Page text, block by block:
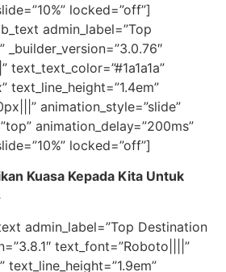
locked=”off”]
admin_label=”Top
_builder_version=”3.0.76″
text_line_height=”1.4em”
animation_style=”slide”
animation_delay=”200ms”
locked=”off”]
Kuasa Kepada Kita Untuk
admin_label=”Top Destination
text_font=”Roboto||||”
text_line_height=”1.9em”